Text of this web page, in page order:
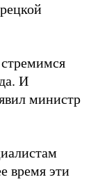
И
министр
время эти